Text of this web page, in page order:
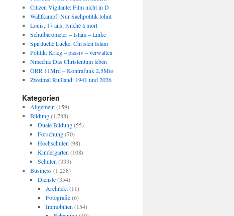
Citizen Vigilante: Film nicht in D
Wahlkampf: Nur Sachpolitik lohnt
Louis, 17 ans, lynché à mort
Schulbarometer – Islam – Linke
Spirituelle Lücke: Christen Islam
Politik: Krieg – passiv – verwalten
Nmecha: Das Christentum leben
ÖRR 11Mrd – Kontrafunk 2,5Mio
Zweimal Rußland: 1941 und 2026
Kategorien
Allgemein (159)
Bildung(1.788)
Duale Bildung(55)
Forschung(70)
Hochschulen (98)
Kindergarten (108)
Schulen (333)
Business(1.258)
Dienste(354)
Architekt(11)
Fotografie(6)
Immobilien (154)